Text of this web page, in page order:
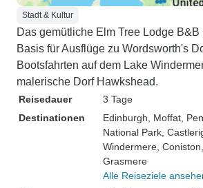
Stadt & Kultur
Das gemütliche Elm Tree Lodge
Basis für Ausflüge zu Wordsworth's
Bootsfahrten auf dem Lake
malerische Dorf Hawkshead.
Reisedauer
3 Tage
Destinationen
Edinburgh , Moffat ,
National Park ,
Windermere , Coniston
Grasmere
Alle Reiseziele